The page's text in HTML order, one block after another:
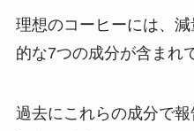
理想のコーヒーには、
的な7つの成分が含まれ
過去にこれらの成分で